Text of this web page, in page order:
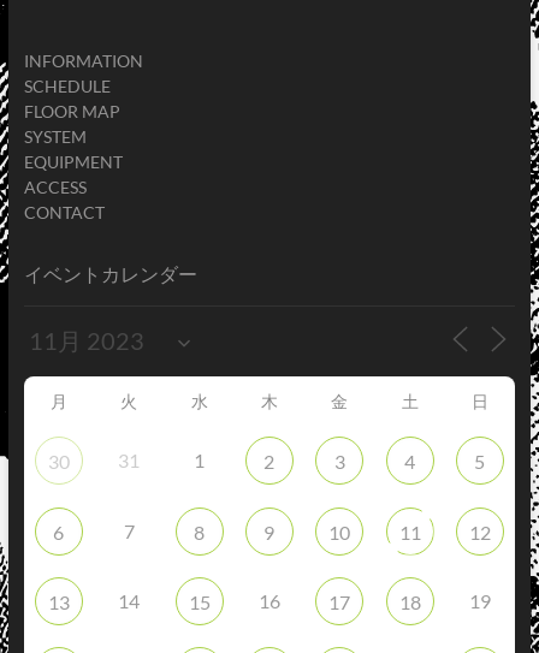
INFORMATION
SCHEDULE
FLOOR MAP
SYSTEM
EQUIPMENT
ACCESS
CONTACT
イベントカレンダー
月 火 水 木 金 土 日
30 31 1 2 3 4 5
6 7 8 9 10 11 12
13 14 15 16 17 18 19